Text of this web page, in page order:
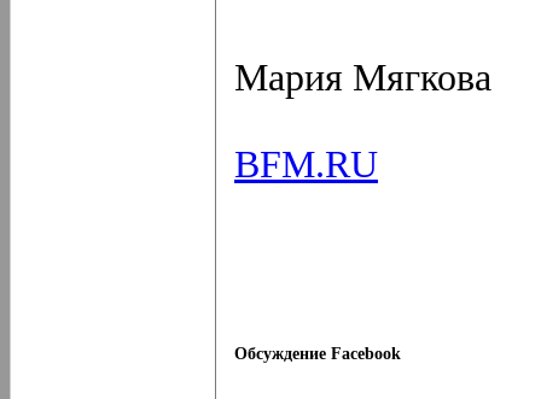
Мария Мягкова
BFM.RU
Обсуждение Facebook